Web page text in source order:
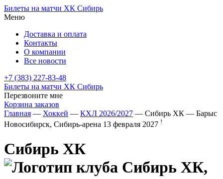
Билеты на матчи ХК Сибирь
Меню
Доставка и оплата
Контакты
О компании
Все новости
+7 (383) 227-83-48
Билеты на матчи ХК Сибирь
Перезвоните мне
Корзина заказов
Главная — Хоккей — КХЛ 2026/2027 — Сибирь ХК — Барыс
Новосибирск, Сибирь-арена 13 февраля 2027 !
Сибирь ХК